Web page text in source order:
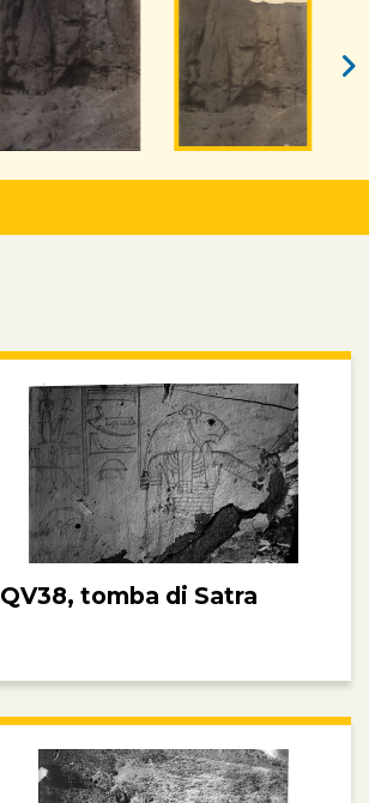
QV38, tomba di Satra